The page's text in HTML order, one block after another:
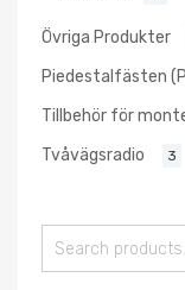
Övriga Produkter
Piedestalfästen
Tillbehör för
Tvåvägsradio 3